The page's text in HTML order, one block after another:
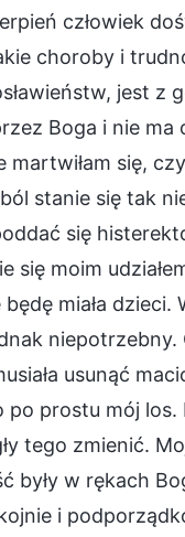
człowiek
choroby i
jest z
Boga i nie ma
martwiłam się,
stanie się tak
się
się moim
będę miała dzieci.
niepotrzebny.
usunąć
po prostu mój los.
tego zmienić.
były w rękach
i